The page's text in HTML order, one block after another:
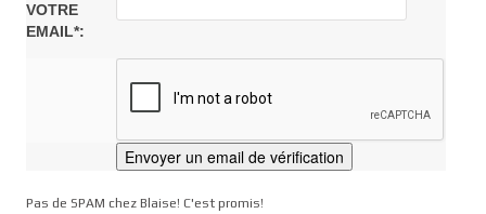
VOTRE
EMAIL*:
Pas de SPAM chez Blaise! C'est promis!